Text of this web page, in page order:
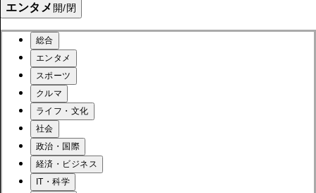
エンタメ 開/閉
総合
エンタメ
スポーツ
クルマ
ライフ・文化
社会
政治・国際
経済・ビジネス
IT・科学